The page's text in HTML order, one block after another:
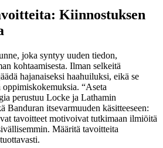
Kiinnostuksen
joka syntyy uuden tiedon,
kohtaamisesta. Ilman selkeitä
hajanaiseksi haahuiluksi, eikä se
“Aseta
perustuu Locke ja Lathamin
Banduran itsevarmuuden käsitteeseen:
tavoitteet motivoivat tutkimaan ilmiöitä
Määritä tavoitteita